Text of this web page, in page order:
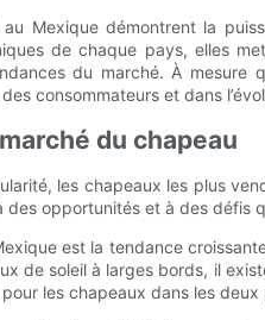
Mexique démontrent la
de chaque pays, elles
du marché. À
consommateurs et dans
du chapeau
les chapeaux les plus
des opportunités et à des défis
est la tendance
de soleil à larges bords, il
les chapeaux dans les deux